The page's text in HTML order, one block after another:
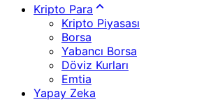
Kripto Para
Kripto Piyasası
Borsa
Yabancı Borsa
Döviz Kurları
Emtia
Yapay Zeka